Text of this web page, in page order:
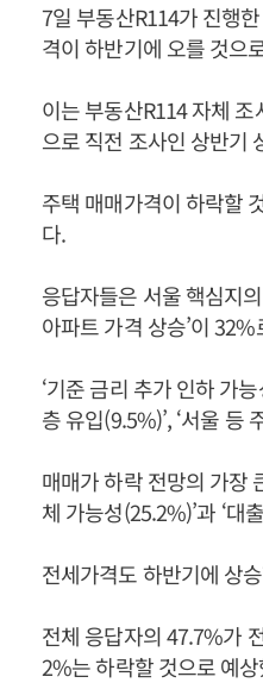
7일 부동산R114가 진행
격이 하반기에 오를 것으
이는 부동산R114 자체
으로 직전 조사인 상반기
주택 매매가격이 하락할
다.
응답자들은 서울 핵심지
아파트 가격 상승’이
‘기준 금리 추가 인하 가
층 유입(9.5%)’, ‘서울 등
매매가 하락 전망의 가장
체 가능성(25.2%)’과 ‘대
전세가격도 하반기에 상
전체 응답자의 47.7%가
2%는 하락할 것으로 예